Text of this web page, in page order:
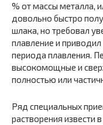
% от массы металла,
довольно быстро
шлака, но требовал
плавление и
периода плавления.
высокомощные и
полностью или
Ряд специальных
растворения извести